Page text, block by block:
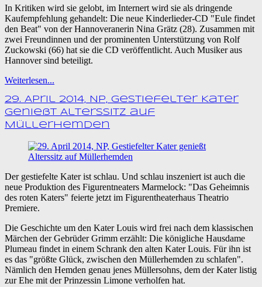
In Kritiken wird sie gelobt, im Internert wird sie als dringende
Kaufempfehlung gehandelt: Die neue Kinderlieder-CD "Eule findet
den Beat" von der Hannoveranerin Nina Grätz (28). Zusammen mit
zwei Freundinnen und der prominenten Unterstützung von Rolf
Zuckowski (66) hat sie die CD veröffentlicht. Auch Musiker aus
Hannover sind beteiligt.
Weiterlesen...
29. April 2014, NP, Gestiefelter Kater
genießt Alterssitz auf
Müllerhemden
Der gestiefelte Kater ist schlau. Und schlau inszeniert ist auch die
neue Produktion des Figurentneaters Marmelock: "Das Geheimnis
des roten Katers" feierte jetzt im Figurentheaterhaus Theatrio
Premiere.
Die Geschichte um den Kater Louis wird frei nach dem klassischen
Märchen der Gebrüder Grimm erzählt: Die königliche Hausdame
Plumeau findet in einem Schrank den alten Kater Louis. Für ihn ist
es das "größte Glück, zwischen den Müllerhemden zu schlafen".
Nämlich den Hemden genau jenes Müllersohns, dem der Kater listig
zur Ehe mit der Prinzessin Limone verholfen hat.